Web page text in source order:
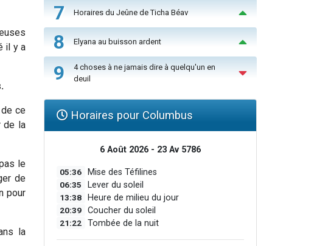
il y a
ce
de la
le
de
pour
la
7 Horaires du Jeûne de Ticha Béav
8 Elyana au buisson ardent
9
4 choses à ne jamais dire à quelqu'un en
deuil
Horaires pour Columbus
6 Août 2026 - 23 Av 5786
05:36 Mise des Téfilines
06:35 Lever du soleil
13:38 Heure de milieu du jour
20:39 Coucher du soleil
21:22 Tombée de la nuit